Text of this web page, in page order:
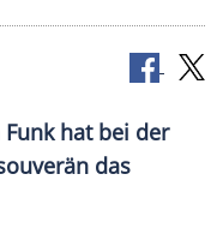
Funkhat bei der
das